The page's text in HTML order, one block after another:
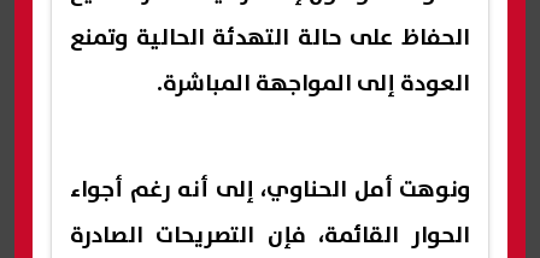
الحفاظ على حالة التهدئة الحالية وتمنع
العودة إلى المواجهة المباشرة.
ونوهت أمل الحناوي، إلى أنه رغم أجواء
الحوار القائمة، فإن التصريحات الصادرة